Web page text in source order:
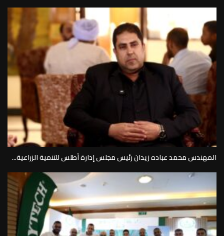
المهندس محمد عباده زيدان رئيس مجلس إدارة أطلس للتنمية الزراعية...